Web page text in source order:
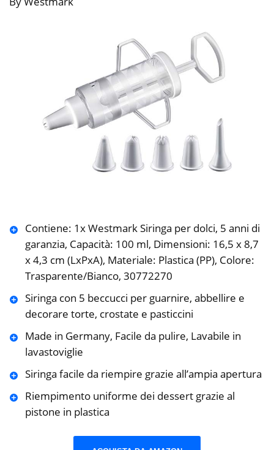
Contiene: 1x Westmark Siringa per dolci, 5 anni di
garanzia, Capacità: 100 ml, Dimensioni: 16,5 x 8,7
x 4,3 cm (LxPxA), Materiale: Plastica (PP), Colore:
Trasparente/Bianco, 30772270
Siringa con 5 beccucci per guarnire, abbellire e
decorare torte, crostate e pasticcini
Made in Germany, Facile da pulire, Lavabile in
lavastoviglie
Siringa facile da riempire grazie all’ampia apertura
Riempimento uniforme dei dessert grazie al
pistone in plastica